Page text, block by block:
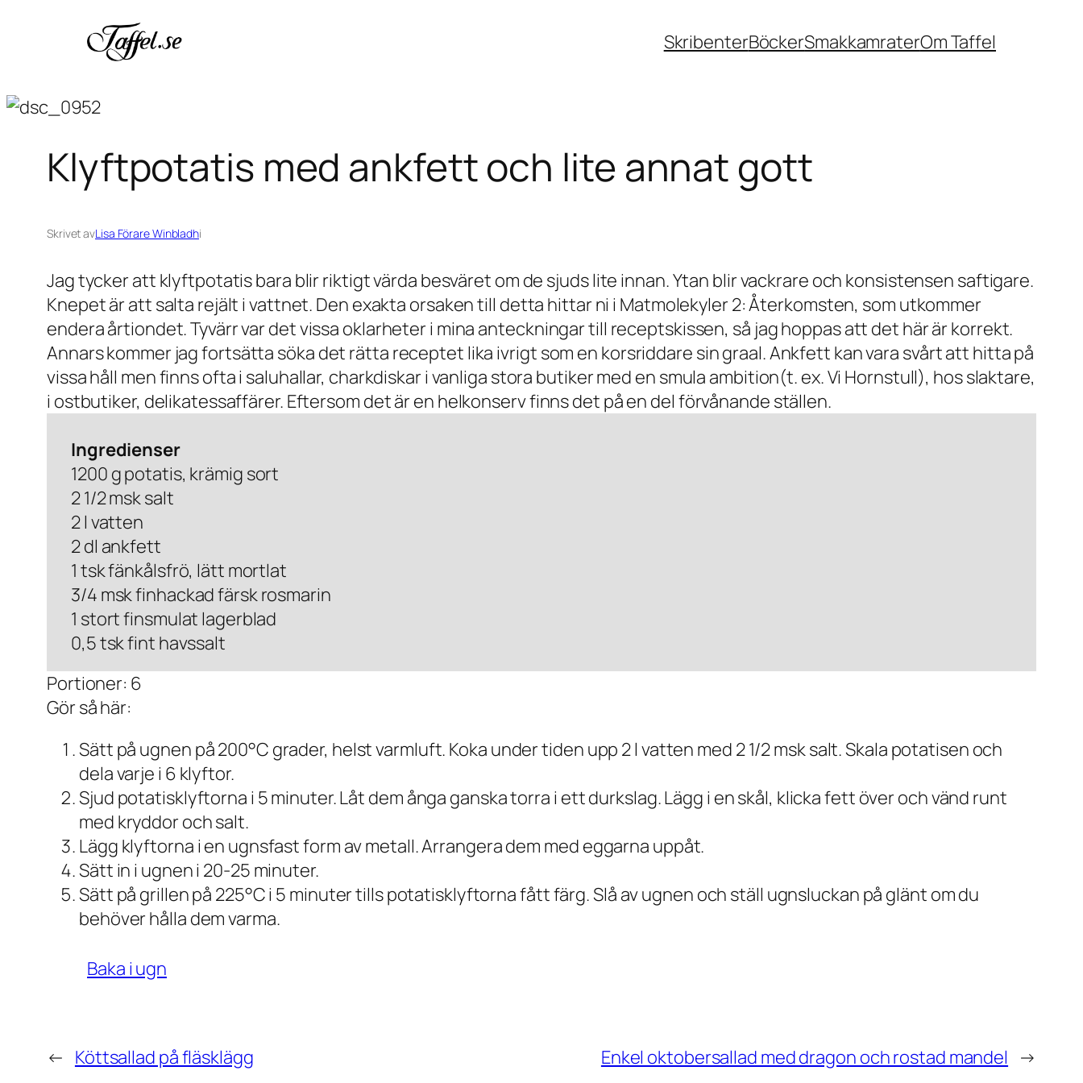
SkribenterBöckerSmakkamraterOm Taffel
Klyftpotatis med ankfett och lite annat gott
Skrivet avLisa Förare Winbladhi
Jag tycker att klyftpotatis bara blir riktigt värda besväret om de sjuds lite innan. Ytan blir vackrare och konsistensen saftigare.
Knepet är att salta rejält i vattnet. Den exakta orsaken till detta hittar ni i Matmolekyler 2: Återkomsten, som utkommer
endera årtiondet. Tyvärr var det vissa oklarheter i mina anteckningar till receptskissen, så jag hoppas att det här är korrekt.
Annars kommer jag fortsätta söka det rätta receptet lika ivrigt som en korsriddare sin graal. Ankfett kan vara svårt att hitta på
vissa håll men finns ofta i saluhallar, charkdiskar i vanliga stora butiker med en smula ambition(t. ex. Vi Hornstull), hos slaktare,
i ostbutiker, delikatessaffärer. Eftersom det är en helkonserv finns det på en del förvånande ställen.
Ingredienser
1200 g potatis, krämig sort
2 1/2 msk salt
2 l vatten
2 dl ankfett
1 tsk fänkålsfrö, lätt mortlat
3/4 msk finhackad färsk rosmarin
1 stort finsmulat lagerblad
0,5 tsk fint havssalt
Portioner: 6
Gör så här:
Sätt på ugnen på 200°C grader, helst varmluft. Koka under tiden upp 2 l vatten med 2 1/2 msk salt. Skala potatisen och
dela varje i 6 klyftor.
Sjud potatisklyftorna i 5 minuter. Låt dem ånga ganska torra i ett durkslag. Lägg i en skål, klicka fett över och vänd runt
med kryddor och salt.
Lägg klyftorna i en ugnsfast form av metall. Arrangera dem med eggarna uppåt.
Sätt in i ugnen i 20-25 minuter.
Sätt på grillen på 225°C i 5 minuter tills potatisklyftorna fått färg. Slå av ugnen och ställ ugnsluckan på glänt om du
behöver hålla dem varma.
Baka i ugn
← Köttsallad på fläsklägg Enkel oktobersallad med dragon och rostad mandel →